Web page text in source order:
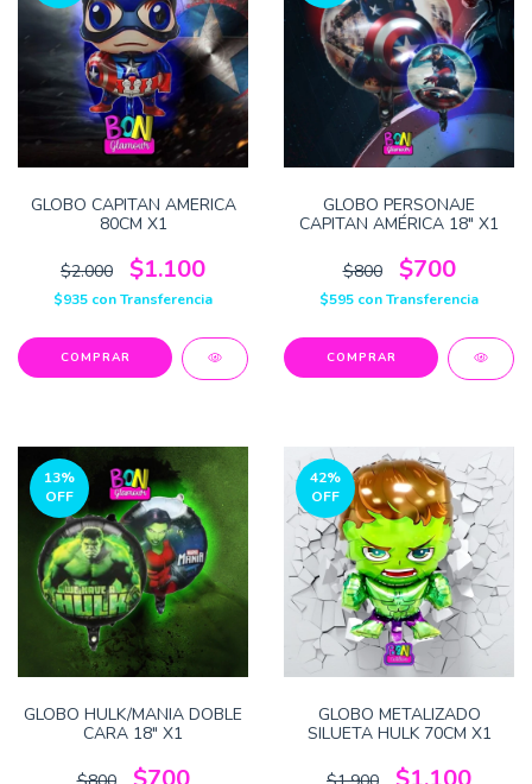
GLOBO CAPITAN AMERICA
80CM X1
$2.000 $1.100
$935 conTransferencia
GLOBO PERSONAJE
CAPITAN AMÉRICA 18" X1
$800 $700
$595 conTransferencia
13%
OFF
GLOBO HULK/MANIA DOBLE
CARA 18" X1
42%
OFF
GLOBO METALIZADO
SILUETA HULK 70CM X1